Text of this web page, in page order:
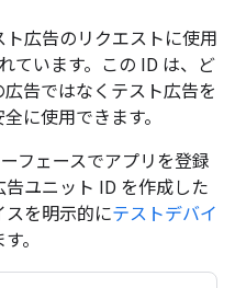
広告のリクエストに使用
ています。この ID は、ど
告ではなくテスト広告を
に使用できます。
フェースでアプリを登録
ユニット ID を作成した
スを明示的にテストデバイ
。